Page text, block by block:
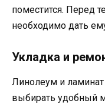
поместится. Перед
необходимо дать
Укладка и
Линолеум и
выбирать удобный